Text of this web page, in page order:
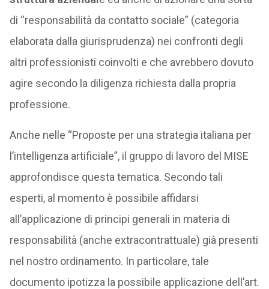
di “responsabilità da contatto sociale” (categoria
elaborata dalla giurisprudenza) nei confronti degli
altri professionisti coinvolti e che avrebbero dovuto
agire secondo la diligenza richiesta dalla propria
professione.
Anche nelle “Proposte per una strategia italiana per
l’intelligenza artificiale”, il gruppo di lavoro del MISE
approfondisce questa tematica. Secondo tali
esperti, al momento è possibile affidarsi
all’applicazione di principi generali in materia di
responsabilità (anche extracontrattuale) già presenti
nel nostro ordinamento. In particolare, tale
documento ipotizza la possibile applicazione dell’art.